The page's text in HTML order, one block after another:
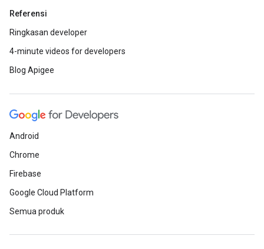
Referensi
Ringkasan developer
4-minute videos for developers
Blog Apigee
Android
Chrome
Firebase
Google Cloud Platform
Semua produk